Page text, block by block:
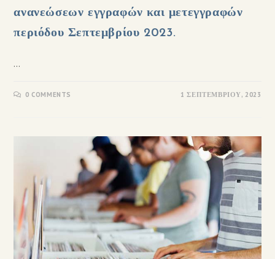
ανανεώσεων εγγραφών και μετεγγραφών
περιόδου Σεπτεμβρίου 2023.
…
0 COMMENTS 1 ΣΕΠΤΕΜΒΡΊΟΥ, 2023